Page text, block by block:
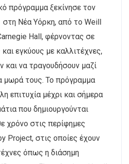
πρόγραμμα ξεκίνησε τον
στη Νέα Υόρκη, από το Weill
Hall, φέρνοντας σε
εγκύους με καλλιτέχνες,
και να τραγουδήσουν μαζί
μωρά τους. Το πρόγραμμα
επιτυχία μέχρι και σήμερα
που δημιουργούνται
χρόνο στις περίφημες
Project, στις οποίες έχουν
όπως η διάσημη